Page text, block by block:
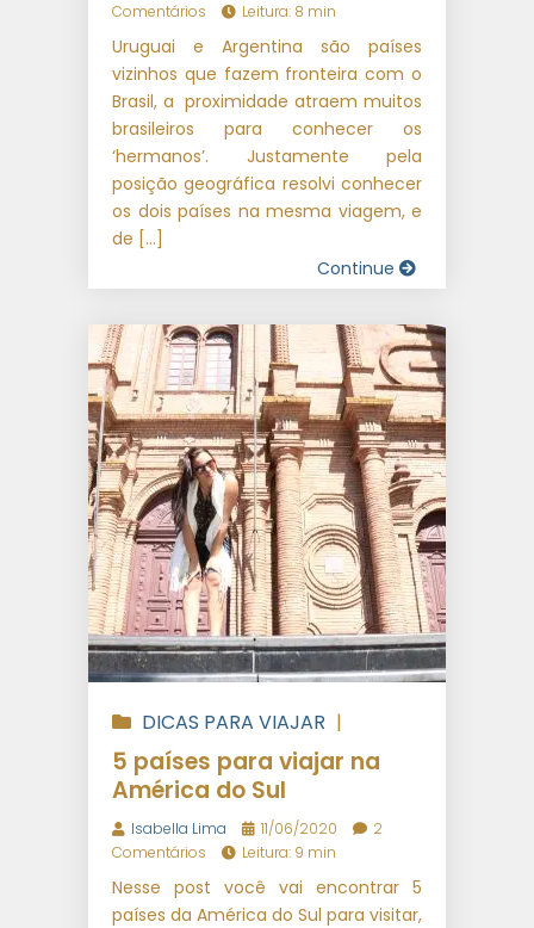
Comentários
Leitura: 8 min
Uruguai e Argentina são países
vizinhos que fazem fronteira com o
Brasil, a proximidade atraem muitos
brasileiros para conhecer os
‘hermanos’. Justamente pela
posição geográfica resolvi conhecer
os dois países na mesma viagem, e
de […]
Continue
DICAS PARA VIAJAR |
VIAGENS INTERNACIONAIS
5 países para viajar na
América do Sul
Isabella Lima 11/06/2020
2
Comentários
Leitura: 9 min
Nesse post você vai encontrar 5
países da América do Sul para visitar,